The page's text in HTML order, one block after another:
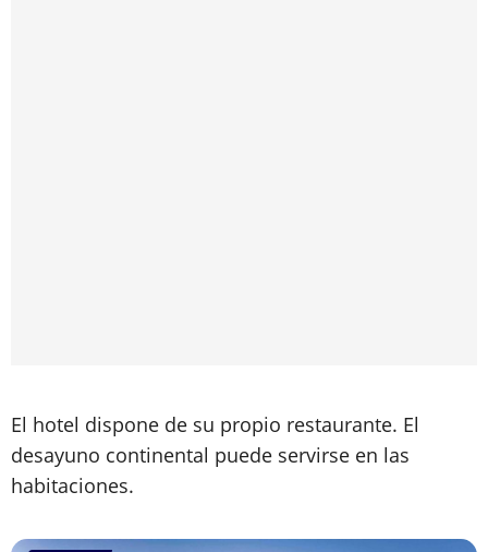
El hotel dispone de su propio restaurante. El
desayuno continental puede servirse en las
habitaciones.